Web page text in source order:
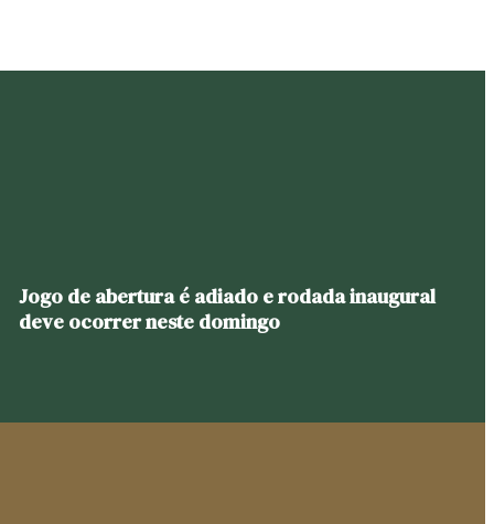
Jogo de abertura é adiado e rodada inaugural
deve ocorrer neste domingo